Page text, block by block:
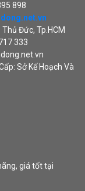
898
Đức, Tp.HCM
333
Sở Kế Hoạch Và
giá tốt tại